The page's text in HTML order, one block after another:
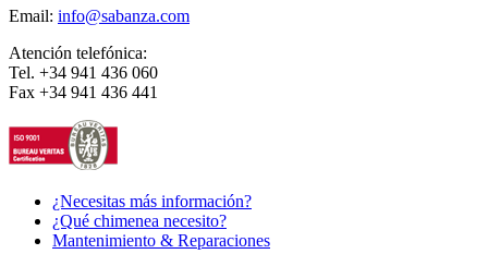
Email: info@sabanza.com
Atención telefónica:
Tel. +34 941 436 060
Fax +34 941 436 441
¿Necesitas más información?
¿Qué chimenea necesito?
Mantenimiento & Reparaciones